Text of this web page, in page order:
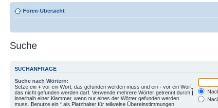
Foren-Übersicht
Suche
SUCHANFRAGE
Suche nach Wörtern:
Setze ein + vor ein Wort, das gefunden werden muss und ein - vor ein Wort,
das nicht gefunden werden darf. Verwende mehrere Wörter getrennt durch |
innerhalb einer Klammer, wenn nur eines der Wörter gefunden werden
muss. Benutze ein * als Platzhalter für teilweise Übereinstimmungen.